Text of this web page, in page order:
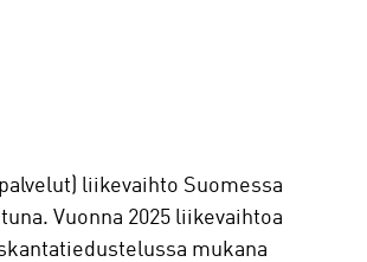
liikevaihto Suomessa
Vuonna 2025 liikevaihtoa
mukana